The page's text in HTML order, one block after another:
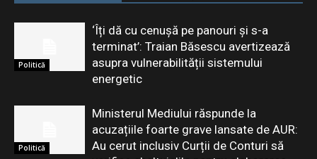
Politică
‘Îți dă cu cenușă pe panouri și s-a
terminat’: Traian Băsescu avertizează
asupra vulnerabilității sistemului
energetic
Politică
Ministerul Mediului răspunde la
acuzațiile foarte grave lansate de AUR:
Au cerut inclusiv Curții de Conturi să